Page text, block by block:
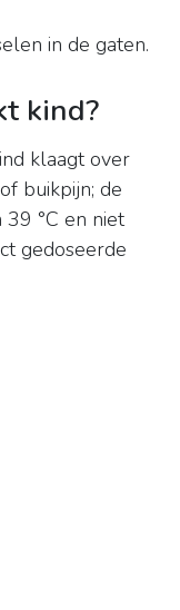
in de gaten.
kind?
klaagt over
buikpijn; de
°C en niet
gedoseerde